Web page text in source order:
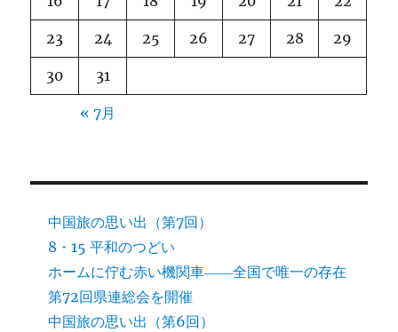
23 24 25 26 27 28 29
30 31
« 7月
中国旅の思い出（第7回）
8・15 平和のつどい
ホームに佇む赤い機関車――全国で唯一の存在
第72回県連総会を開催
中国旅の思い出（第6回）